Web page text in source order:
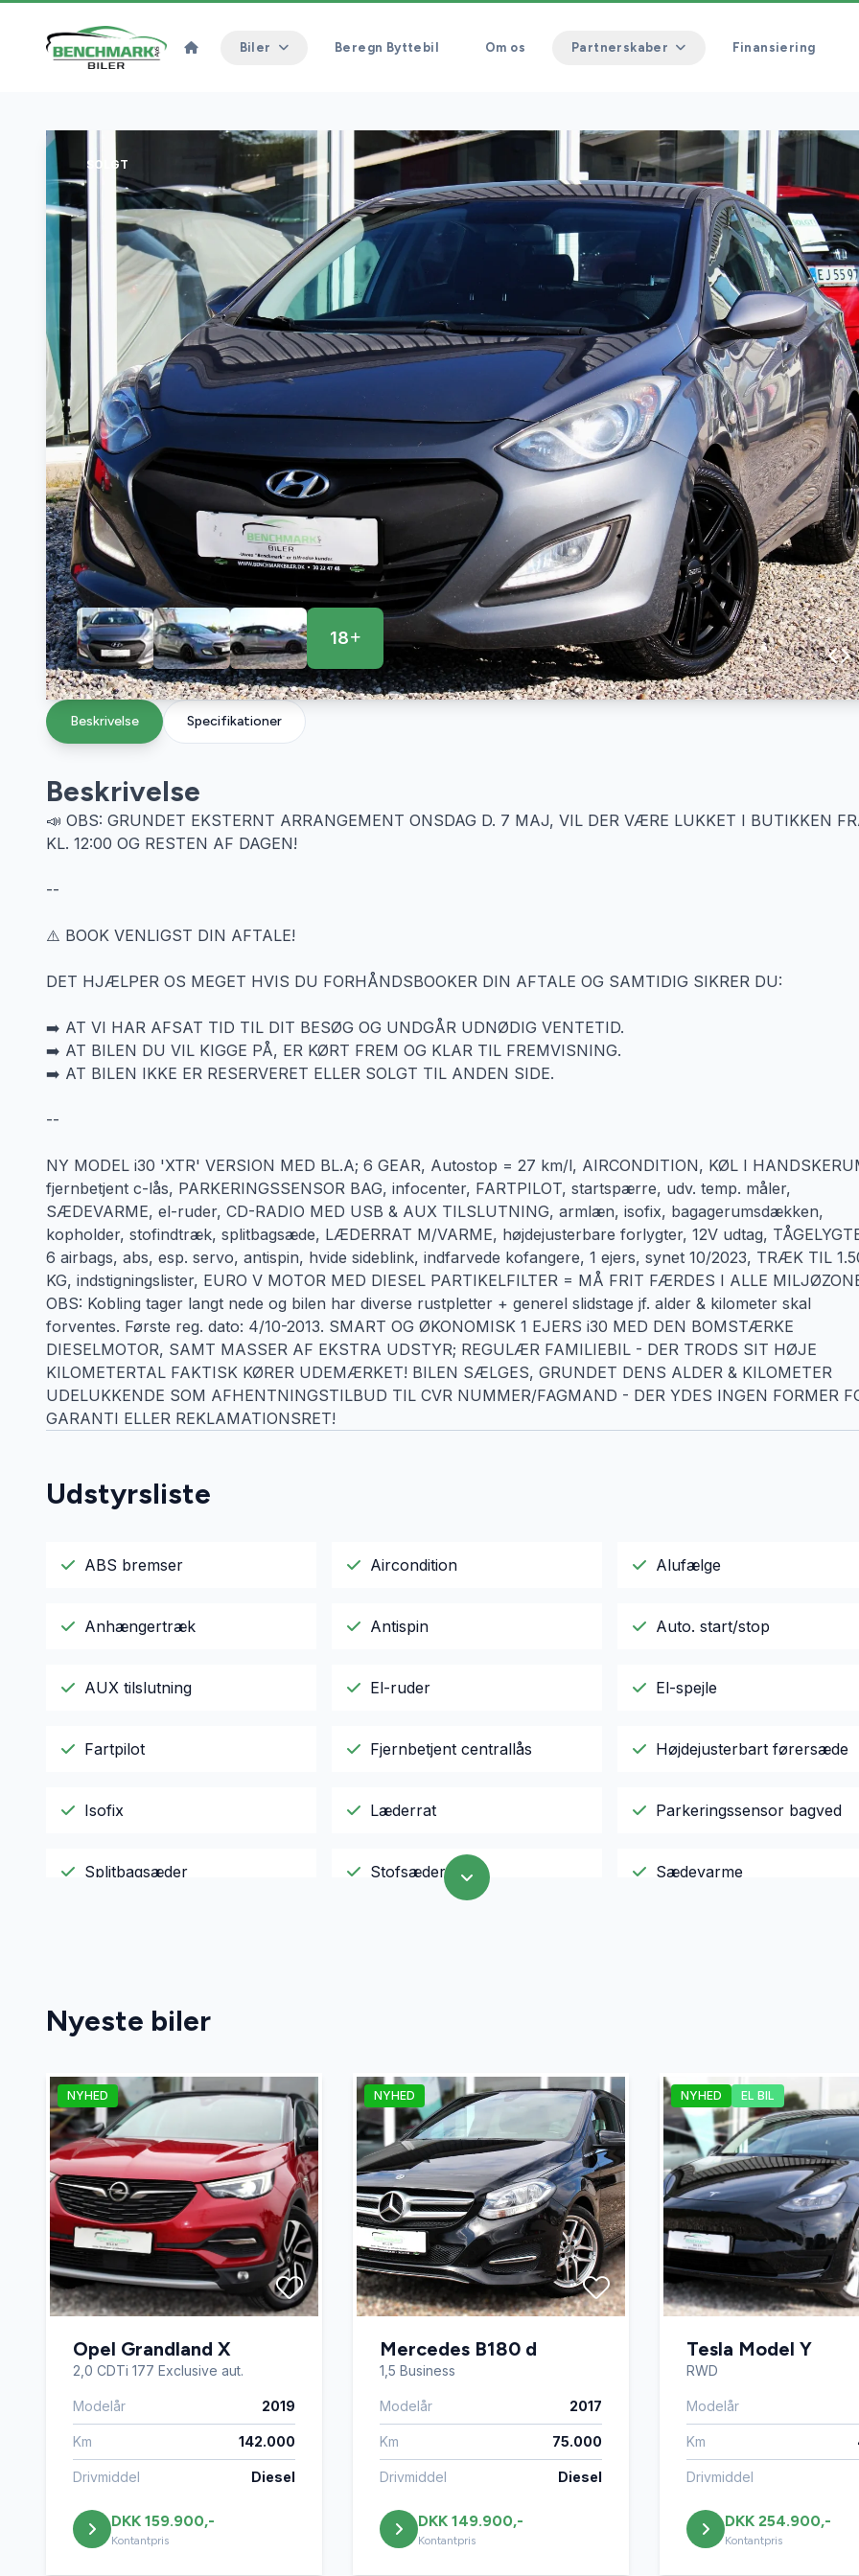
Biler Beregn Byttebil Om os Partnerskaber Finansiering
SOLGT
18
Specifikationer
Beskrivelse
Beskrivelse
📣 OBS: GRUNDET EKSTERNT ARRANGEMENT ONSDAG D. 7 MAJ, VIL DER VÆRE LUKKET I BUTIKKEN
KL. 12:00 OG RESTEN AF DAGEN!
--
⚠️ BOOK VENLIGST DIN AFTALE!
DET HJÆLPER OS MEGET HVIS DU FORHÅNDSBOOKER DIN AFTALE OG SAMTIDIG SIKRER DU:
➡️ AT VI HAR AFSAT TID TIL DIT BESØG OG UNDGÅR UDNØDIG VENTETID.
➡️ AT BILEN DU VIL KIGGE PÅ, ER KØRT FREM OG KLAR TIL FREMVISNING.
➡️ AT BILEN IKKE ER RESERVERET ELLER SOLGT TIL ANDEN SIDE.
--
NY MODEL i30 'XTR' VERSION MED BL.A; 6 GEAR, Autostop = 27 km/l, AIRCONDITION, KØL I
fjernbetjent c-lås, PARKERINGSSENSOR BAG, infocenter, FARTPILOT, startspærre, udv. temp. måler,
SÆDEVARME, el-ruder, CD-RADIO MED USB & AUX TILSLUTNING, armlæn, isofix, bagagerumsdækken,
kopholder, stofindtræk, splitbagsæde, LÆDERRAT M/VARME, højdejusterbare forlygter, 12V udtag,
6 airbags, abs, esp. servo, antispin, hvide sideblink, indfarvede kofangere, 1 ejers, synet 10/2023, TRÆK TIL
KG, indstigningslister, EURO V MOTOR MED DIESEL PARTIKELFILTER = MÅ FRIT FÆRDES I ALLE
OBS: Kobling tager langt nede og bilen har diverse rustpletter + generel slidstage jf. alder & kilometer skal
forventes. Første reg. dato: 4/10-2013. SMART OG ØKONOMISK 1 EJERS i30 MED DEN BOMSTÆRKE
DIESELMOTOR, SAMT MASSER AF EKSTRA UDSTYR; REGULÆR FAMILIEBIL - DER TRODS SIT HØJE
KILOMETERTAL FAKTISK KØRER UDEMÆRKET! BILEN SÆLGES, GRUNDET DENS ALDER & KILOMETER
UDELUKKENDE SOM AFHENTNINGSTILBUD TIL CVR NUMMER/FAGMAND - DER YDES INGEN FORMER
GARANTI ELLER REKLAMATIONSRET!
Udstyrsliste
ABS bremser Aircondition Alufælge
Anhængertræk Antispin Auto. start/stop
AUX tilslutning El-ruder El-spejle
Fartpilot Fjernbetjent centrallås Højdejusterbart førersæde
Isofix Læderrat Parkeringssensor bagved
Splitbagsæder Stofsæder Sædevarme
Nyeste biler
NYHED
Opel Grandland X
2,0 CDTi 177 Exclusive aut.
Modelår 2019
Km 142.000
Drivmiddel Diesel
DKK 159.900,-
Kontantpris
NYHED
Mercedes B180 d
1,5 Business
Modelår 2017
Km 75.000
Drivmiddel Diesel
DKK 149.900,-
Kontantpris
NYHED EL BIL
Tesla Model Y
RWD
Modelår
Km
Drivmiddel
DKK 254.900,-
Kontantpris